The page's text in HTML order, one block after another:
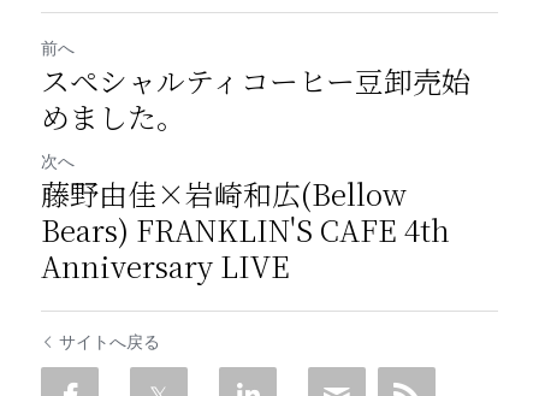
前へ
スペシャルティコーヒー豆卸売始
めました。
次へ
藤野由佳×岩崎和広(Bellow
Bears) FRANKLIN'S CAFE 4th
Anniversary LIVE
サイトへ戻る